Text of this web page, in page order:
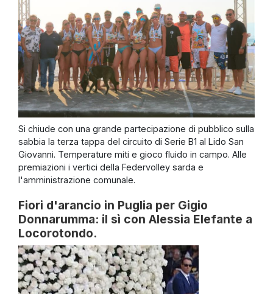
Si chiude con una grande partecipazione di pubblico sulla
sabbia la terza tappa del circuito di Serie B1 al Lido San
Giovanni. Temperature miti e gioco fluido in campo. Alle
premiazioni i vertici della Federvolley sarda e
l'amministrazione comunale.
Fiori d'arancio in Puglia per Gigio
Donnarumma: il sì con Alessia Elefante a
Locorotondo.